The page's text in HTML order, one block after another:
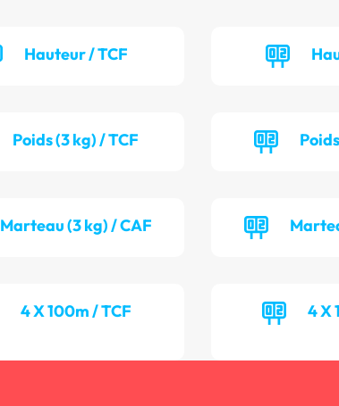
Hauteur / TCF
Poids (3 kg) / TCF
Marteau (3 kg) / CAF
4 X 100m / TCF 4 X